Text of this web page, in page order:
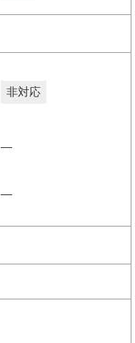
非対応
―
―